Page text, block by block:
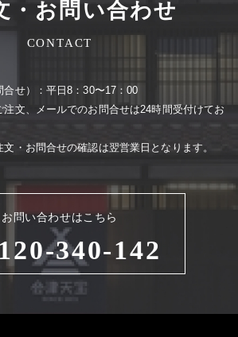
・お問い合わせ
CONTACT
お問い合わせはこちら
340-142
せ）：平⽇8：30〜17：00
⽂、メールでのお問合せは24時間受付けてお
・お問合せの確認は翌営業⽇となります。